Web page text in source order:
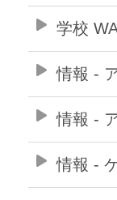
学校
情報 -
情報 -
情報 -